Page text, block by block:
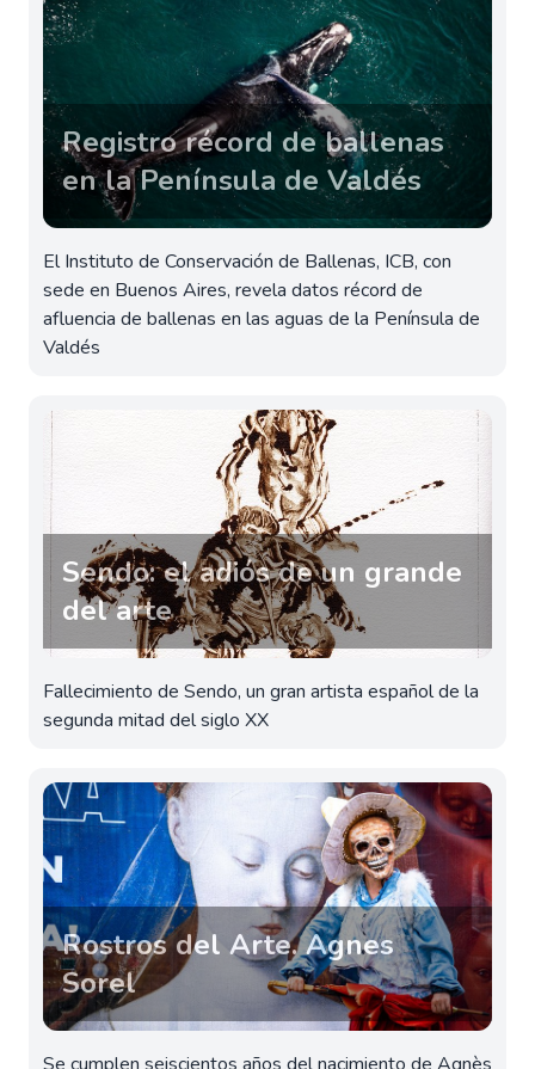
Registro récord de ballenas
en la Península de Valdés
El Instituto de Conservación de Ballenas, ICB, con
sede en Buenos Aires, revela datos récord de
afluencia de ballenas en las aguas de la Península de
Valdés
Sendo: el adiós de un grande
del arte
Fallecimiento de Sendo, un gran artista español de la
segunda mitad del siglo XX
Rostros del Arte. Agnes
Sorel